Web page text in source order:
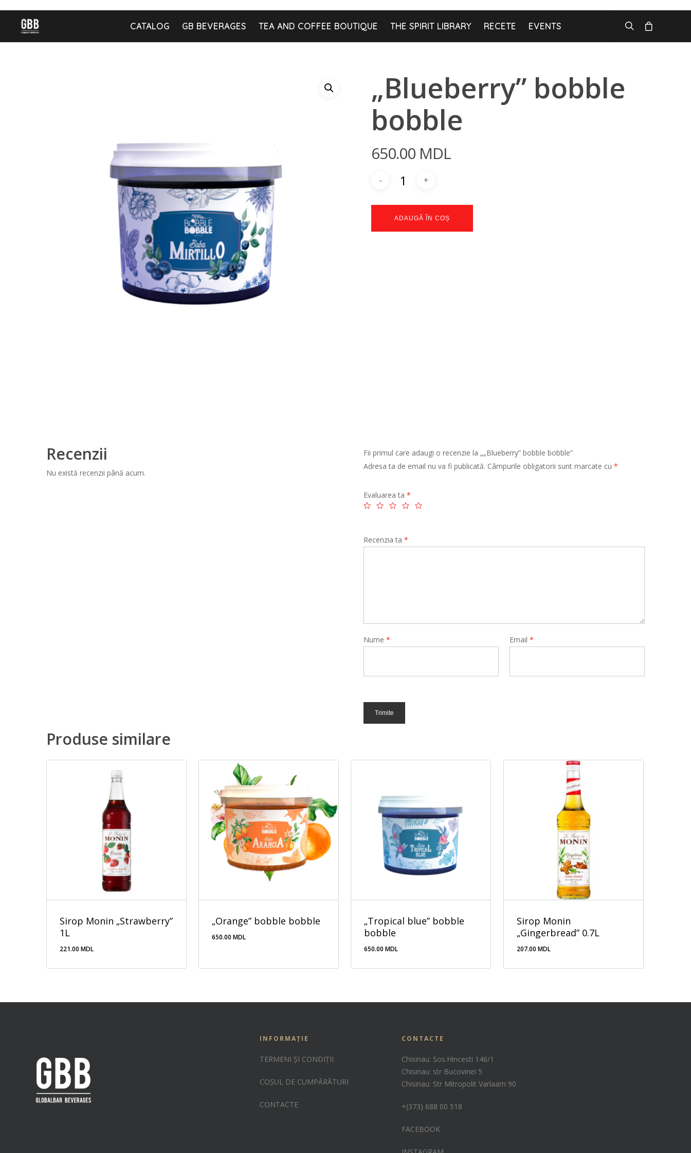
CATALOG GB BEVERAGES TEA AND COFFEE BOUTIQUE THE SPIRIT LIBRARY RECETE EVENTS
„Blueberry” bobble
bobble
650.00 MDL
ADAUGĂ ÎN COȘ
Recenzii
Nu există recenzii până acum.
Fii primul care adaugi o recenzie la „„Blueberry” bobble bobble”
Adresa ta de email nu va fi publicată. Câmpurile obligatorii sunt marcate cu *
Evaluarea ta *
Recenzia ta *
Nume * Email*
Produse similare
Sirop Monin „Strawberry”
1L
221.00 MDL
„Orange” bobble bobble
650.00MDL
„Tropical blue” bobble
bobble
650.00MDL
Sirop Monin
„Gingerbread” 0.7L
207.00 MDL
INFORMAȚIE
TERMENI ȘI CONDIȚII
COȘUL DE CUMPĂRĂTURI
CONTACTE
CONTACTE
Chisinau: Sos.Hincesti 146/1
Chisinau: str Bucovinei 5
Chisinau: Str Mitropolit Varlaam 90
+(373) 688 00 518
FACEBOOK